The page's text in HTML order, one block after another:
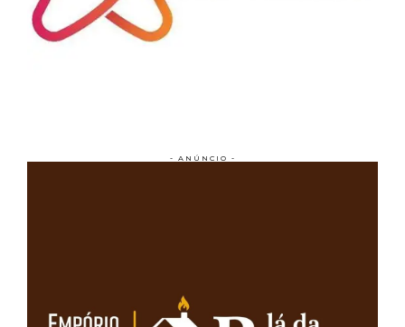
- ANÚNCIO -